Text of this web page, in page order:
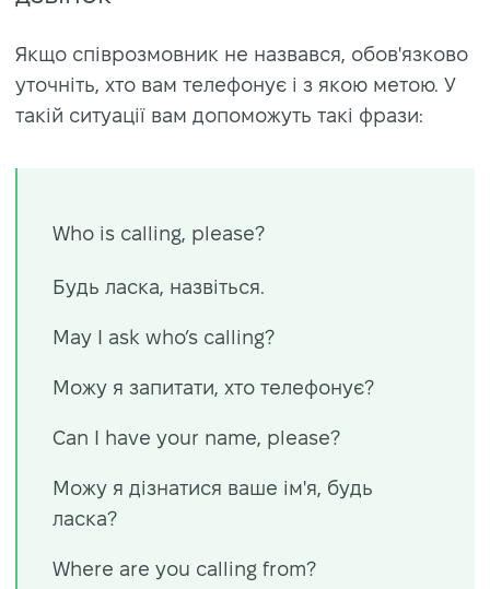
Якщо співрозмовник не назвався, обов'язково
уточніть, хто вам телефонує і з якою метою. У
такій ситуації вам допоможуть такі фрази:
Who is calling, please?
Будь ласка, назвіться.
May I ask who’s calling?
Можу я запитати, хто телефонує?
Can I have your name, please?
Можу я дізнатися ваше ім'я, будь
ласка?
Where are you calling from?